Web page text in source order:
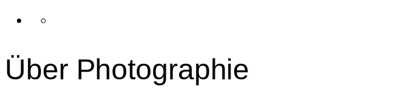
Über Photographie